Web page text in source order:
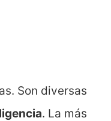
Son diversas
. La más